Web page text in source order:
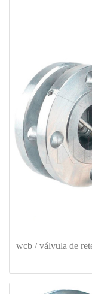
wcb / válvula de